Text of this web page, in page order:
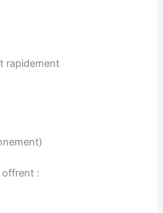
rapidement
offrent :